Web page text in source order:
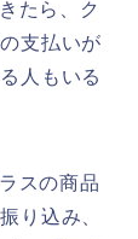
たら、ク
支払いが
人もいる
スの商品
り込み、